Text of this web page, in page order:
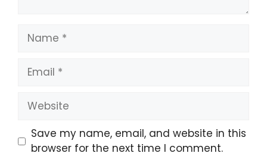
Name
Email
Website
Save my name, email, and website in this
browser for the next time I comment.